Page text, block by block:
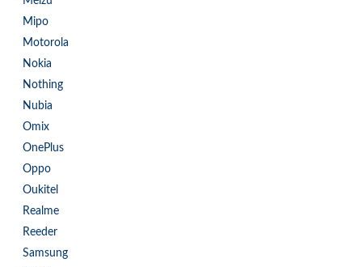
Mipo
Motorola
Nokia
Nothing
Nubia
Omix
OnePlus
Oppo
Oukitel
Realme
Reeder
Samsung